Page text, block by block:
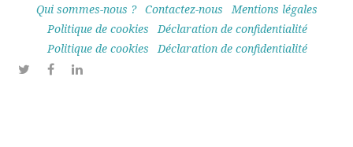
Qui sommes-nous ? Contactez-nous
Mentions légales
Politique de cookies
Déclaration de confidentialité
Politique de cookies
Déclaration de confidentialité